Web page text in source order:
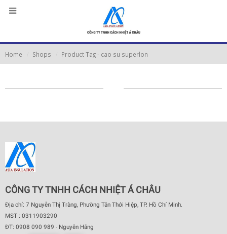
Home Shops Product Tag - cao su superlon
CÔNG TY TNHH CÁCH NHIỆT Á CHÂU
Địa chỉ: 7 Nguyễn Thị Tràng, Phường Tân Thới Hiệp, TP. Hồ Chí Minh.
MST : 0311903290
ĐT: 0908 090 989 - Nguyễn Hằng